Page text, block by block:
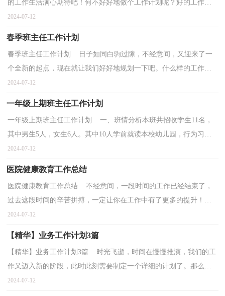
的工作生活满心期待吧！何不好好地做个工作计划呢？好的工作计
划是什么样的呢？下面是小编帮大家整理的学生会工作计...
2024-07-12
春季班主任工作计划
春季班主任工作计划 日子如同白驹过隙，不经意间，又迎来了一
个全新的起点，现在就让我们好好地规划一下吧。什么样的工作计
划才是好的工作计划呢？以下是小编为大家整理的春季班...
2024-07-12
一年级上期班主任工作计划
一年级上期班主任工作计划 一、班情分析本班共招收学生11名，
其中男生5人，女生6人。其中10人学前就读本校幼儿园，行为习惯
养成较好。其中，旷俊文自控能力较差。旷运旺在广东读...
2024-07-12
医院健康教育工作总结
医院健康教育工作总结 不经意间，一段时间的工作已经结束了，
过去这段时间的辛苦拼搏，一定让你在工作中有了更多的提升！好
好写写工作总结，吸取经验教训，指导将来的工作吧。工作总...
2024-07-12
【精华】业务工作计划3篇
【精华】业务工作计划3篇 时光飞逝，时间在慢慢推演，我们的工
作又迈入新的阶段，此时此刻需要制定一个详细的计划了。那么我
们该怎么去写计划呢？下面是小编整理的业务工作计划3...
2024-07-12